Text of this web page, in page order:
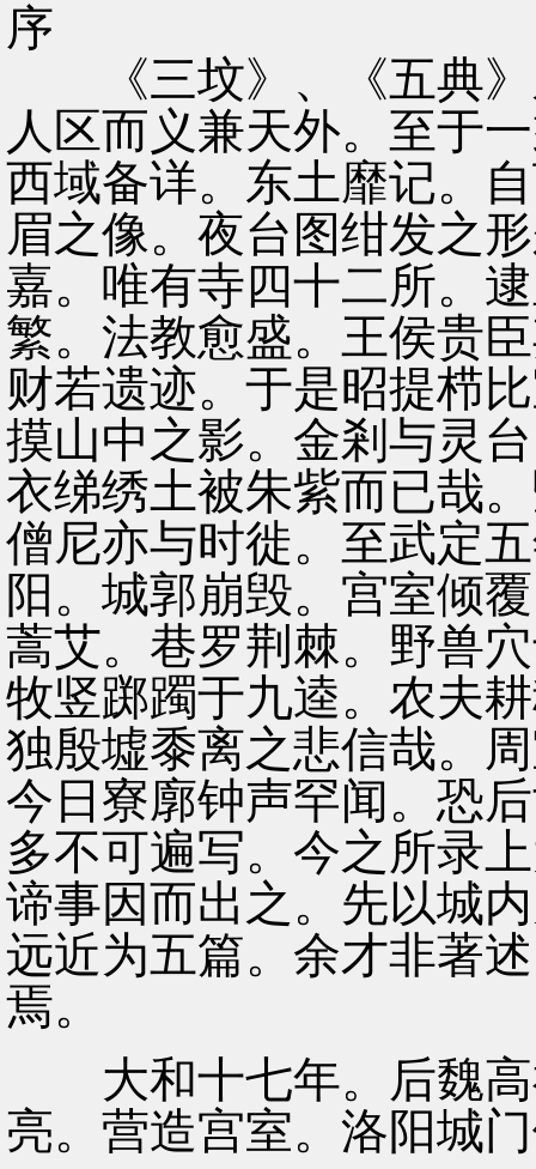
序
《三坟》、《五典》
人区而义兼天外。至于
西域备详。东土靡记。
眉之像。夜台图绀发之
嘉。唯有寺四十二所。
繁。法教愈盛。王侯贵
财若遗迹。于是昭提栉
摸山中之影。金剎与灵
衣绨绣土被朱紫而已哉
僧尼亦与时徙。至武定
阳。城郭崩毁。宫室倾
蒿艾。巷罗荆棘。野兽
牧竖踯躅于九逵。农夫
独殷墟黍离之悲信哉。
今日寮廓钟声罕闻。恐
多不可遍写。今之所录
谛事因而出之。先以城
远近为五篇。余才非著
焉。
大和十七年。后魏高
亮。营造宫室。洛阳城